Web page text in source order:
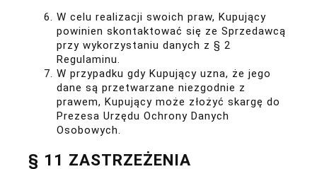
W celu realizacji swoich praw, Kupujący
powinien skontaktować się ze Sprzedawcą
przy wykorzystaniu danych z § 2
Regulaminu.
W przypadku gdy Kupujący uzna, że jego
dane są przetwarzane niezgodnie z
prawem, Kupujący może złożyć skargę do
Prezesa Urzędu Ochrony Danych
Osobowych.
§ 11 ZASTRZEŻENIA